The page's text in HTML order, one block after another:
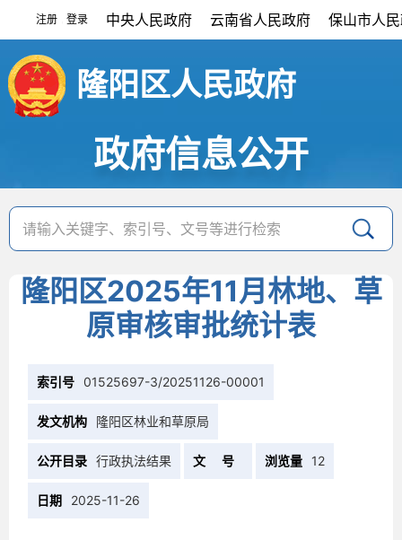
注册 登录 中央人民政府 云南省人民政府 保山市人
隆阳区人民政府
政府信息公开
隆阳区2025年11月林地、草
原审核审批统计表
索引号 01525697-3/20251126-00001
发文机构 隆阳区林业和草原局
公开目录 行政执法结果 文 号 浏览量 12
日期 2025-11-26